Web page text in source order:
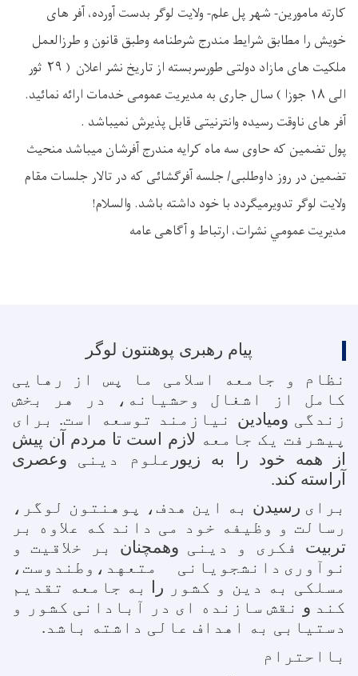
کارته مامورین- شهر پل علم- ولایت لوگر بدست آورده، آفر های
خویش را مطابق شرایط مندرج شرطنامه وطبق قانون و طرزالعمل
ملکیت های مازاد دولتی طورسربسته از تاریخ نشر اعلان ( ۲۹ ثور
الی ۱۸ جوزا ) سال جاری به مدیریت عمومی خدمات ارائه نمائید.
آفر های ناوقت رسیده وانترنیتی قابل پذیرش نمیباشد .
پول تضمین که حاوی سه ماه کرایه مندرج آفرشان میباشد منحیث
تضمین در روز داوطلبی/ جلسه آفرگشائی که در تالار جلسات مقام
ولایت لوگر تدویرمیگردد با خود داشته باشد. والسلام!
مدیریت عمومي نشرات، ارتباط و آگاهی عامه
پیام رهبری پوهنتون لوگر
نظام و جامعه اسلامی ما پس از رهایی
کامل از اشغال وحشیانه، در هر بخش
زندگی ومیادین نیازمند توسعه است. برای
پیشرفت یک جامعه لازم است تا مردم آن پیش
از همه خود را به زیور علوم دینی وعصری
آراسته کند.
برای رسیدن به این هدف، پوهنتون لوگر،
رسالت و وظیفه خود می داند که علاوه بر
تربیت فکری و دینی وهمچنان بر خلاقیت و
نوآوری دانشجویانی متعهد،وطندوست،
مسلکی به دین و کشور
را
به جامعه تقدیم
کند و نقش سازنده ای در آبادانی کشور و
دستیابی به اهداف عالی داشته باشد.
بااحترام